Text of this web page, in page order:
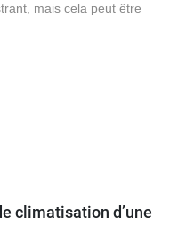
mais cela peut être
climatisation d’une